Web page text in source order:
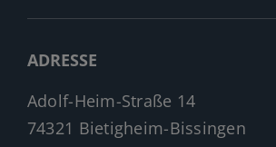
ADRESSE
Adolf-Heim-Straße 14
74321 Bietigheim-Bissingen